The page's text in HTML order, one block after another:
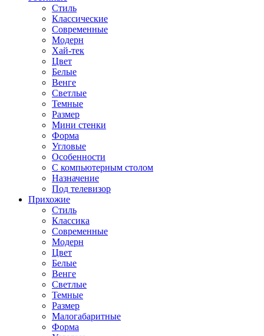
Стиль
Классические
Современные
Модерн
Хай-тек
Цвет
Белые
Венге
Светлые
Темные
Размер
Мини стенки
Форма
Угловые
Особенности
С компьютерным столом
Назначение
Под телевизор
Прихожие
Стиль
Классика
Современные
Модерн
Цвет
Белые
Венге
Светлые
Темные
Размер
Малогабаритные
Форма